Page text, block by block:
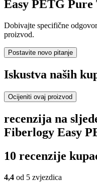
Easy PETG
Dobivajte specifične
proizvod.
Postavite novo pitanje
Iskustva naših
Ocijeniti ovaj proizvod
recenzija na
Fiberlogy Easy
10 recenzije
4,4 od 5 zvjezdica